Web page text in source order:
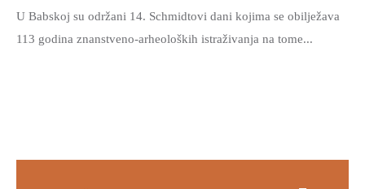
U Babskoj su održani 14. Schmidtovi dani kojima se obilježava
113 godina znanstveno-arheoloških istraživanja na tome...